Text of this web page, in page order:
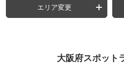
エリア変更
大阪府スポット